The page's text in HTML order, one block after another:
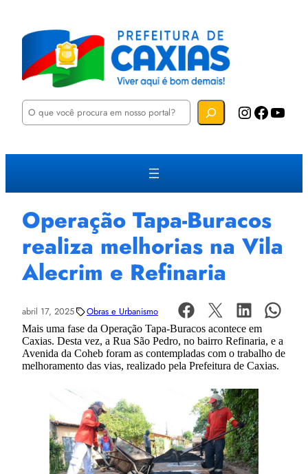
P
u
a
Instagram Facebook YouTube
Operação Tapa-Buracos
realiza melhorias na Vila
Alecrim e Refinaria
abril 17, 2025 Obras e Urbanismo
Mais uma fase da Operação Tapa-Buracos acontece em
Caxias. Desta vez, a Rua São Pedro, no bairro Refinaria, e a
Avenida da Coheb foram as contempladas com o trabalho de
melhoramento das vias, realizado pela Prefeitura de Caxias.